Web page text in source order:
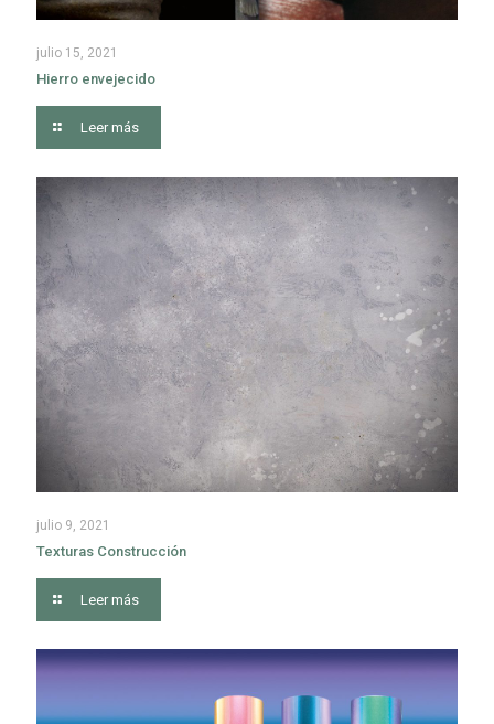
julio 15, 2021
Hierro envejecido
Leer más
julio 9, 2021
Texturas Construcción
Leer más